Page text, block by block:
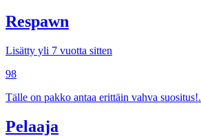
Respawn
Lisätty yli 7 vuotta sitten
98
Tälle on pakko antaa erittäin vahva suositus!.
Pelaaja